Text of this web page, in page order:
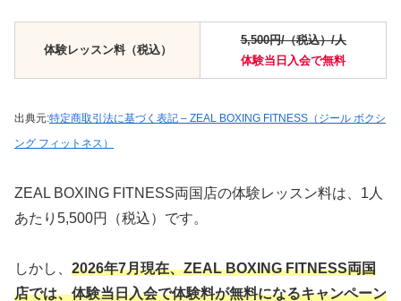
体験レッスン料（税込）
5,500円/（税込）/人
体験当日入会で無料
出典元:特定商取引法に基づく表記 – ZEAL BOXING FITNESS（ジール ボクシ
ング フィットネス）
ZEAL BOXING FITNESS両国店の体験レッスン料は、1人
あたり5,500円（税込）です。
しかし、 2026年7月現在、ZEAL BOXING FITNESS両国
店では、体験当日入会で体験料が無料になるキャンペーン